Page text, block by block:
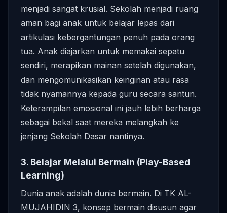
menjadi sangat krusial. Sekolah menjadi ruang
aman bagi anak untuk belajar lepas dari
artikulasi kebergantungan penuh pada orang
tua. Anak diajarkan untuk memakai sepatu
sendiri, merapikan mainan setelah digunakan,
dan mengomunikasikan keinginan atau rasa
tidak nyamannya kepada guru secara santun.
Keterampilan emosional ini jauh lebih berharga
sebagai bekal saat mereka melangkah ke
jenjang Sekolah Dasar nantinya.
3. Belajar Melalui Bermain (Play-Based
Learning)
Dunia anak adalah dunia bermain. Di TK AL-
MUJAHIDIN 3, konsep bermain disusun agar